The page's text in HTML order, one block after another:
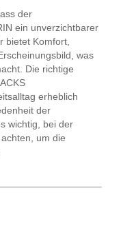
der
ein unverzichtbarer
bietet Komfort,
was
Die richtige
erheblich
der
wichtig, bei der
um die